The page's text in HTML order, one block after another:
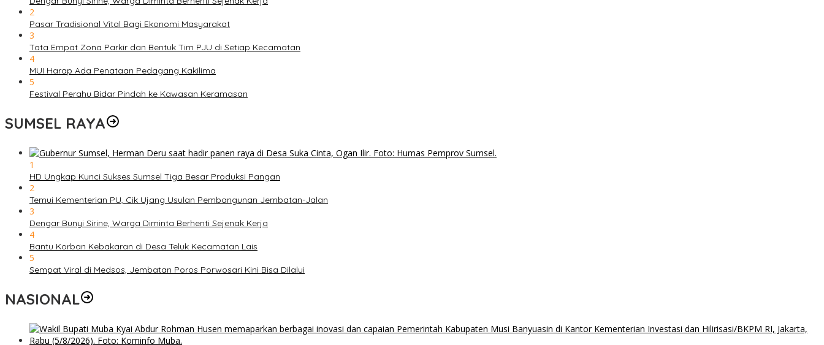
2
Pasar Tradisional Vital Bagi Ekonomi Masyarakat
3
Tata Empat Zona Parkir dan Bentuk Tim PJU di Setiap Kecamatan
4
MUI Harap Ada Penataan Pedagang Kakilima
5
Festival Perahu Bidar Pindah ke Kawasan Keramasan
SUMSEL RAYA
1
HD Ungkap Kunci Sukses Sumsel Tiga Besar Produksi Pangan
2
Temui Kementerian PU, Cik Ujang Usulan Pembangunan Jembatan-Jalan
3
Dengar Bunyi Sirine, Warga Diminta Berhenti Sejenak Kerja
4
Bantu Korban Kebakaran di Desa Teluk Kecamatan Lais
5
Sempat Viral di Medsos, Jembatan Poros Porwosari Kini Bisa Dilalui
NASIONAL